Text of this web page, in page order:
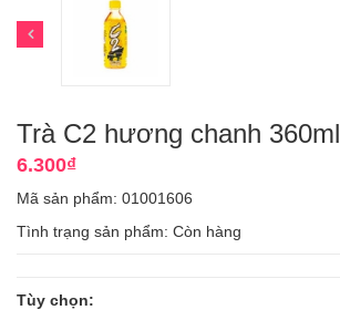
Trà C2 hương chanh 360ml
6.300₫
Mã sản phẩm: 01001606
Tình trạng sản phẩm: Còn hàng
Tùy chọn: